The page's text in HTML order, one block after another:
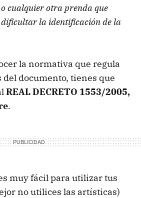
cualquier otra prenda que
la identificación de la
la normativa que regula
documento, tienes que
REAL DECRETO 1553/2005,
.
muy fácil para utilizar tus
no utilices las artísticas)